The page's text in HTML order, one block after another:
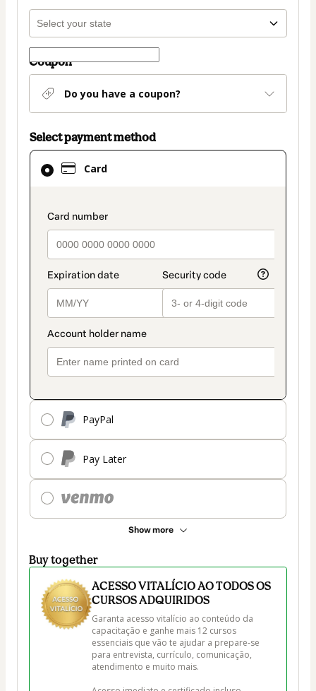
Coupon
Do you have a coupon?
Select payment method
Card
payment_data.section_title_v2
PayPal
Pay Later
Show more
Card
selected
method
Buy together
ACESSO VITALÍCIO AO TODOS OS
CURSOS ADQUIRIDOS
Garanta acesso vitalício ao conteúdo da
capacitação e ganhe mais 12 cursos
essenciais que vão te ajudar a prepare-se
para entrevista, currículo, comunicação,
atendimento e muito mais.